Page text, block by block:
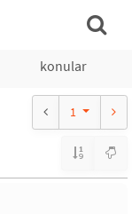
konular
1